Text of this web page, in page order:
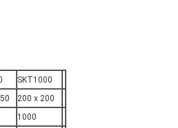
SKT1000
200 x 200
1000